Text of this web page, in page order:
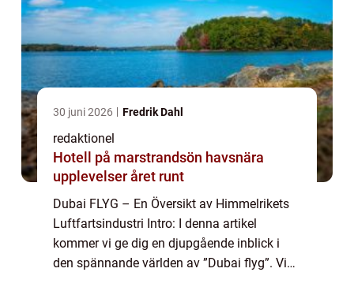
30 juni 2026 Fredrik Dahl
redaktionel
Hotell på marstrandsön havsnära
upplevelser året runt
Dubai FLYG – En Översikt av Himmelrikets
Luftfartsindustri Intro: I denna artikel
kommer vi ge dig en djupgående inblick i
den spännande världen av ”Dubai flyg”. Vi